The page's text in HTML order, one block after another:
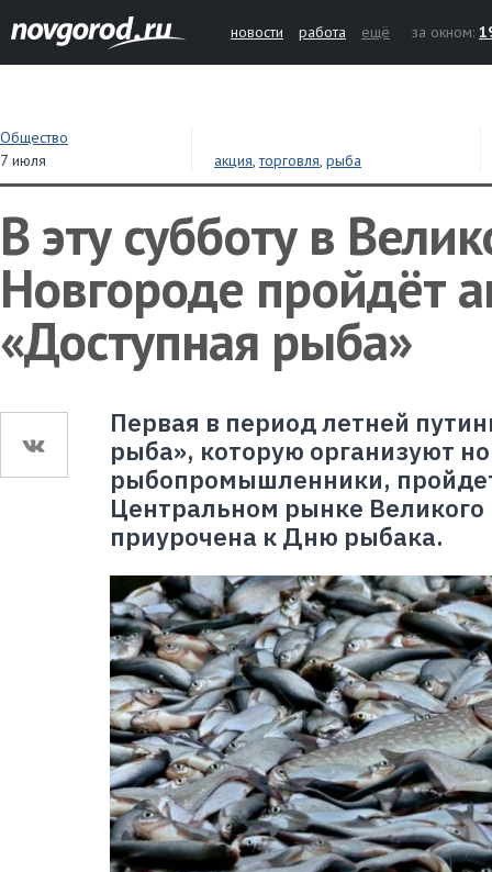
новости работа ещё за окном:
Общество
7 июля
акция,торговля, рыба
В эту субботу в
Новгороде пройдёт
«Доступная рыба»
Первая в период летней
рыба», которую организуют
рыбопромышленники,
Центральном рынке Великого
приурочена к Дню рыбака.